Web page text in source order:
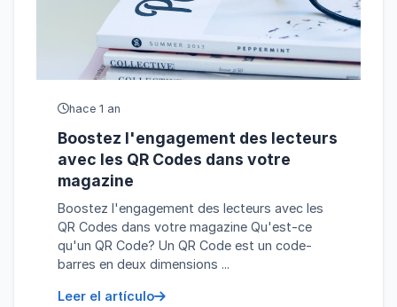
hace 1 an
Boostez l'engagement des lecteurs
avec les QR Codes dans votre
magazine
Boostez l'engagement des lecteurs avec les
QR Codes dans votre magazine Qu'est-ce
qu'un QR Code? Un QR Code est un code-
barres en deux dimensions ...
Leer el artículo